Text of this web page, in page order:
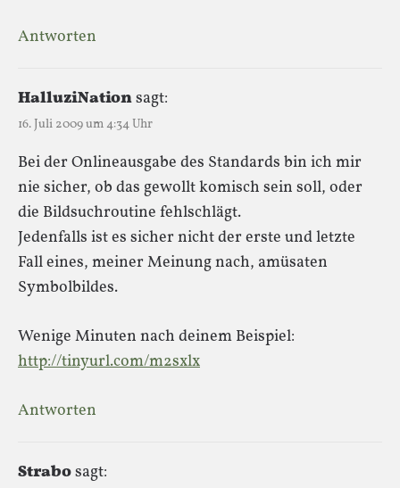
Antworten
HalluziNationsagt:
16. Juli 2009 um 4:34 Uhr
Bei der Onlineausgabe des Standards bin ich mir
nie sicher, ob das gewollt komisch sein soll, oder
die Bildsuchroutine fehlschlägt.
Jedenfalls ist es sicher nicht der erste und letzte
Fall eines, meiner Meinung nach, amüsaten
Symbolbildes.
Wenige Minuten nach deinem Beispiel:
http://tinyurl.com/m2sxlx
Antworten
Strabosagt: